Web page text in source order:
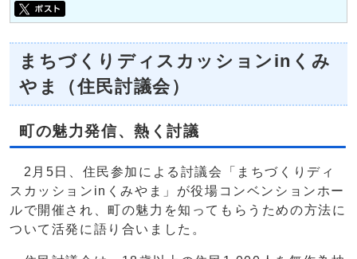
まちづくりディスカッションinくみ
やま（住民討議会）
町の魅力発信、熱く討議
2月5日、住民参加による討議会「まちづくりディ
スカッションinくみやま」が役場コンベンションホー
ルで開催され、町の魅力を知ってもらうための方法に
ついて活発に語り合いました。